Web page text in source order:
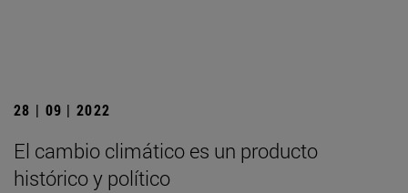
28 | 09 | 2022
El cambio climático es un producto
histórico y político